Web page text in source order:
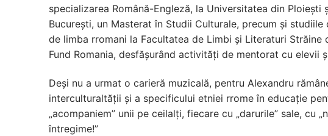
specializarea Română-Engleză, la Universitatea din
București, un Masterat în Studii Culturale, precum și
de limba rromani la Facultatea de Limbi și Literaturi
Fund Romania, desfășurând activități de mentorat cu
Deși nu a urmat o carieră muzicală, pentru Alexandru
interculturaltății și a specificului etniei rrome în educație
„acompaniem” unii pe ceilalți, fiecare cu „darurile” sale,
întregime!”